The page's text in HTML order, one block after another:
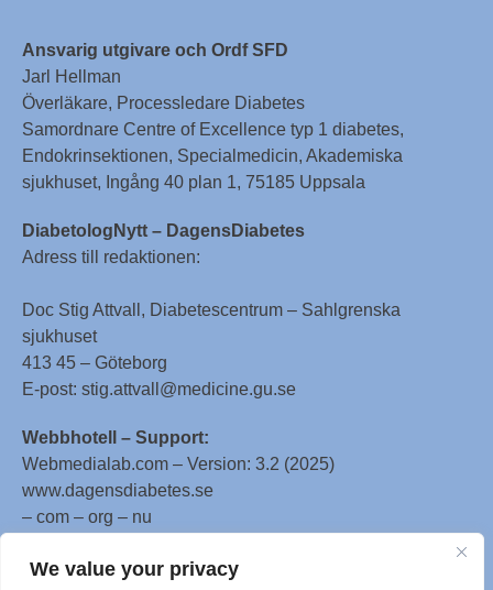
We value your privacy
Ansvarig utgivare och Ordf SFD
Jarl Hellman
Överläkare, Processledare Diabetes
Samordnare Centre of Excellence typ 1 diabetes,
Endokrinsektionen, Specialmedicin, Akademiska
sjukhuset, Ingång 40 plan 1, 75185 Uppsala
DiabetologNytt – DagensDiabetes
Adress till redaktionen:
Doc Stig Attvall, Diabetescentrum – Sahlgrenska
sjukhuset
413 45 – Göteborg
E-post: stig.attvall@medicine.gu.se
Webbhotell – Support:
Webmedialab.com – Version: 3.2 (2025)
www.dagensdiabetes.se
– com – org – nu
All material on this website